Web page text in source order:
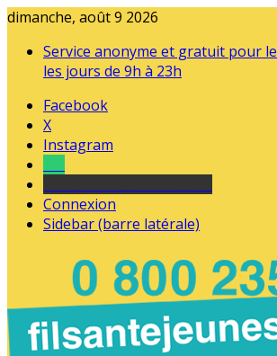
dimanche, août 9 2026
Service anonyme et gratuit pour
les jours de 9h à 23h
Facebook
X
Instagram
Connexion
Sidebar (barre latérale)